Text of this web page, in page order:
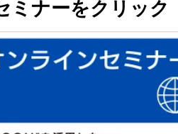
ミナーをクリック